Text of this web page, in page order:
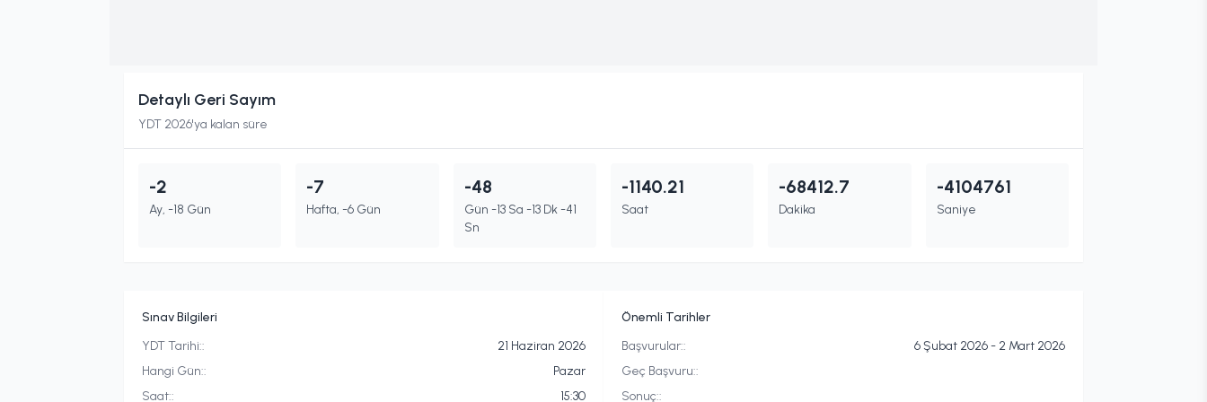
Detaylı Geri Sayım
YDT 2026'ya kalan süre
-2
Ay, -18 Gün
-7
Hafta, -6 Gün
-48
Gün -13 Sa -13 Dk -41
Sn
-1140.21
Saat
-68412.7
Dakika
-4104761
Saniye
Sınav Bilgileri
YDT Tarihi::
21 Haziran 2026
Hangi Gün::
Pazar
Saat::
15:30
Önemli Tarihler
Başvurular::
6 Şubat 2026 - 2 Mart 2026
Geç Başvuru::
Sonuç::